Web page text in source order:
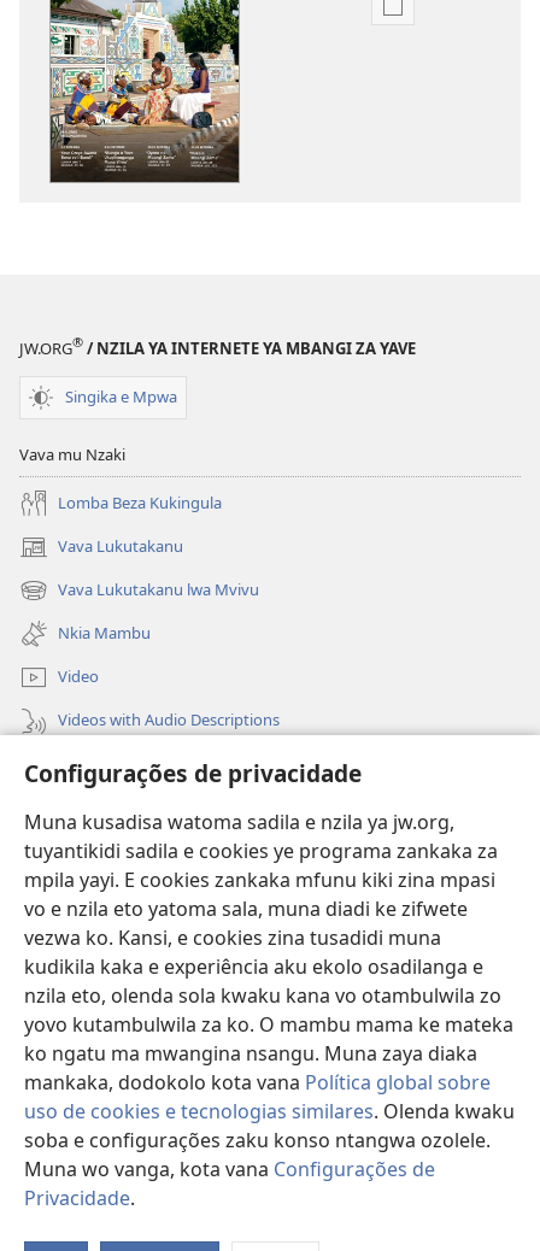
Configurações de privacidade
Muna kusadisa watoma sadila e nzila ya jw.org,
tuyantikidi sadila e cookies ye programa zankaka za
mpila yayi. E cookies zankaka mfunu kiki zina mpasi
vo e nzila eto yatoma sala, muna diadi ke zifwete
vezwa ko. Kansi, e cookies zina tusadidi muna
kudikila kaka e experiência aku ekolo osadilanga e
nzila eto, olenda sola kwaku kana vo otambulwila zo
yovo kutambulwila za ko. O mambu mama ke mateka
ko ngatu ma mwangina nsangu. Muna zaya diaka
mankaka, dodokolo kota vana Política global sobre
uso de cookies e tecnologias similares. Olenda kwaku
soba e configurações zaku konso ntangwa ozolele.
Muna wo vanga, kota vana Configurações de
Privacidade.
Kulumuna
JW.ORG® / NZILA YA INTERNETE YA MBANGI ZA YAVE
Singika e Mpwa
Vava mu Nzaki
Lomba Beza Kukingula
Vava Lukutakanu
(opens
new
window)
Vava Lukutakanu lwa Mvivu
(opens
new
window)
Nkia Mambu
Video
Videos with Audio Descriptions
Vavulula
(opens
new
window)LUNDILU DIA NKANDA mia Mbangi za Yave mu Internete™
(opens
new
window)JW Hub
(opens
new
window)Aplicativo JW Library ®
Copyright© 2026 Watch Tower Bible and Tract Society of Pennsylvania.
MPILA YASADILA SITE